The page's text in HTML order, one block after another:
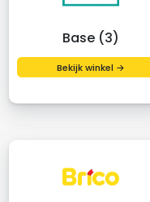
Base (3)
Bekijk winkel →